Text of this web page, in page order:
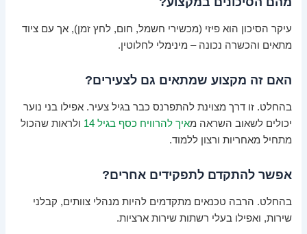
עיקר הסיכון הוא פיזי (מכשירי חשמל, חום, לחץ זמן), אך עם ציוד
מתאים והכשרה נכונה – מינימלי לחלוטין.
האם זה מקצוע שמתאים גם לצעירים?
בהחלט. זו דרך מצוינת להתפרנס כבר בגיל צעיר. אפילו בני נוער
יכולים לשאוב השראה מאיך להרוויח כסף בגיל 14
ולראות שהכול
מתחיל מאחריות ורצון ללמוד.
אפשר להתקדם לתפקידים אחרים?
בהחלט. הרבה טכנאים מתקדמים להיות מנהלי צוותים, קבלני
שירות, ואפילו בעלי רשתות שירות ארציות.